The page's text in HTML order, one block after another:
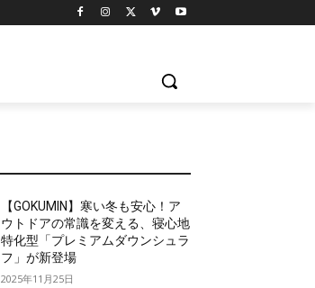
【GOKUMIN】寒い冬も安心！ア
ウトドアの常識を変える、寝心地
特化型「プレミアムダウンシュラ
フ」が新登場
2025年11月25日